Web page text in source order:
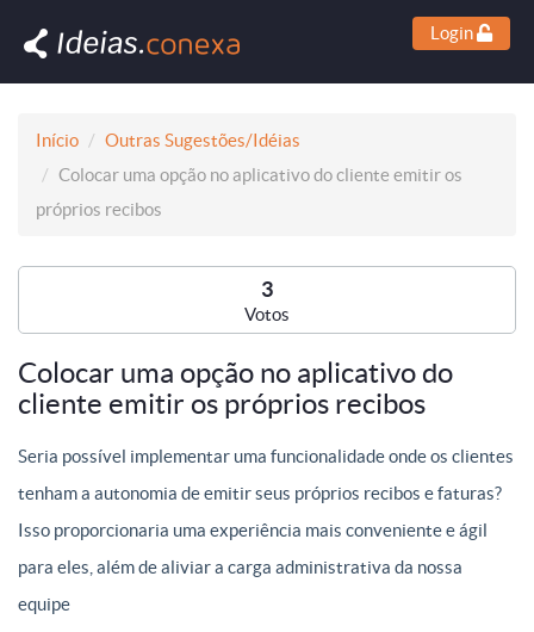
Login
Início
Outras Sugestões/Idéias
Colocar uma opção no aplicativo do cliente emitir os
próprios recibos
3
Votos
Colocar uma opção no aplicativo do
cliente emitir os próprios recibos
Seria possível implementar uma funcionalidade onde os clientes
tenham a autonomia de emitir seus próprios recibos e faturas?
Isso proporcionaria uma experiência mais conveniente e ágil
para eles, além de aliviar a carga administrativa da nossa
equipe